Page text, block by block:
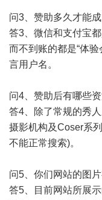
问3、赞助多久才能
答3、微信和支付宝
而不到账的都是“体
言用户名。
问4、赞助后有哪些
答4、除了常规的秀
摄影机构及Coser系
不能正常搜索)。
问5、你们网站的图
答5、目前网站所展